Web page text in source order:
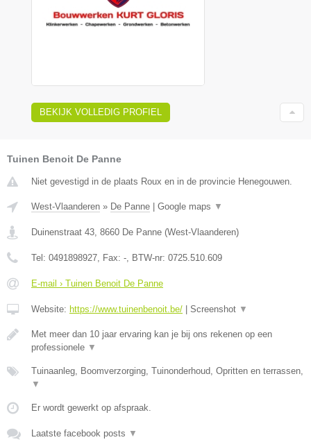
BEKIJK VOLLEDIG PROFIEL
Tuinen Benoit De Panne
Niet gevestigd in de plaats Roux en in de provincie Henegouwen.
West-Vlaanderen » De Panne Google maps ▼
Duinenstraat 43 8660 De Panne (West-Vlaanderen)
Tel: 0491898927 , Fax: - , BTW-nr: 0725.510.609
E-mail › Tuinen Benoit De Panne
Website: https://www.tuinenbenoit.be/ Screenshot ▼
Met meer dan 10 jaar ervaring kan je bij ons rekenen op een
professionele ▼
Tuinaanleg, Boomverzorging, Tuinonderhoud, Opritten en terrassen,
▼
Er wordt gewerkt op afspraak.
Laatste facebook posts ▼